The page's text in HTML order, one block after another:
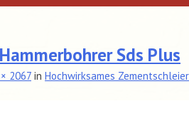
Sds Plus
2067 in Hochwirksames